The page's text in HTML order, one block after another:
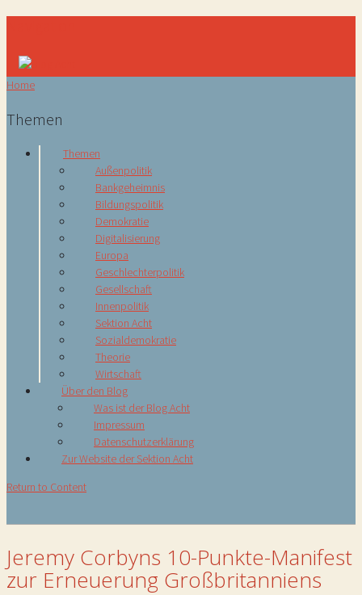
Home
Themen
Themen
Außenpolitik
Bankgeheimnis
Bildungspolitik
Demokratie
Digitalisierung
Europa
Geschlechterpolitik
Gesellschaft
Innenpolitik
Sektion Acht
Sozialdemokratie
Theorie
Wirtschaft
Über den Blog
Was ist der Blog Acht
Impressum
Datenschutzerklärung
Zur Website der Sektion Acht
Return to Content
Jeremy Corbyns 10-Punkte-Manifest
zur Erneuerung Großbritanniens